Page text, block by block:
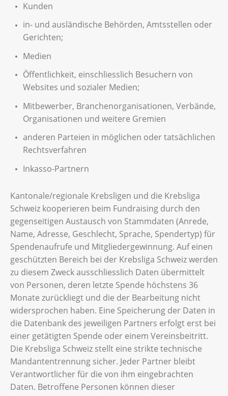
Kunden
in- und ausländische Behörden, Amtsstellen oder
Gerichten;
Medien
Öffentlichkeit, einschliesslich Besuchern von
Websites und sozialer Medien;
Mitbewerber, Branchenorganisationen, Verbände,
Organisationen und weitere Gremien
anderen Parteien in möglichen oder tatsächlichen
Rechtsverfahren
Inkasso-Partnern
Kantonale/regionale Krebsligen und die Krebsliga
Schweiz kooperieren beim Fundraising durch den
gegenseitigen Austausch von Stammdaten (Anrede,
Name, Adresse, Geschlecht, Sprache, Spendertyp) für
Spendenaufrufe und Mitgliedergewinnung. Auf einen
geschützten Bereich bei der Krebsliga Schweiz werden
zu diesem Zweck ausschliesslich Daten übermittelt
von Personen, deren letzte Spende höchstens 36
Monate zurückliegt und die der Bearbeitung nicht
widersprochen haben. Eine Speicherung der Daten in
die Datenbank des jeweiligen Partners erfolgt erst bei
einer getätigten Spende oder einem Vereinsbeitritt.
Die Krebsliga Schweiz stellt eine strikte technische
Mandantentrennung sicher. Jeder Partner bleibt
Verantwortlicher für die von ihm eingebrachten
Daten. Betroffene Personen können dieser